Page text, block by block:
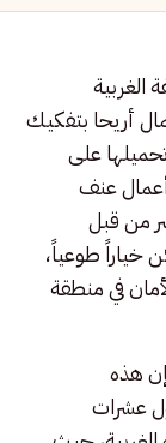
الغربية
أريحا بتفكيك
على
عنف
من قبل
خياراً طوعياً،
في منطقة
هذه
عشرات